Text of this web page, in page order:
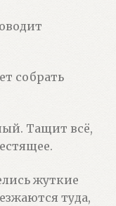
собрать
Тащит всё,
жуткие
туда,